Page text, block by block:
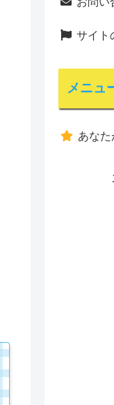
サイト
メニュ
あなた